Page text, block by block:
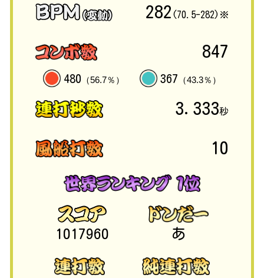
282 (70.5-282)※
847
480 （56.7％） 367 （43.3％）
3.333秒
10
1017960 あ